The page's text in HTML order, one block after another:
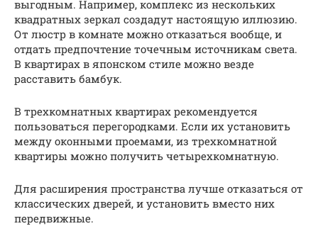
выгодным. Например, комплекс из нескольких
квадратных зеркал создадут настоящую иллюзию.
От люстр в комнате можно отказаться вообще, и
отдать предпочтение точечным источникам света.
В квартирах в японском стиле можно везде
расставить бамбук.
В трехкомнатных квартирах рекомендуется
пользоваться перегородками. Если их установить
между оконными проемами, из трехкомнатной
квартиры можно получить четырехкомнатную.
Для расширения пространства лучше отказаться от
классических дверей, и установить вместо них
передвижные.